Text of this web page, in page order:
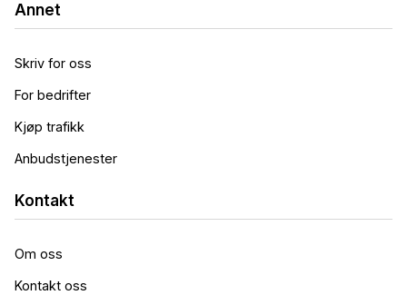
Annet
Skriv for oss
For bedrifter
Kjøp trafikk
Anbudstjenester
Kontakt
Om oss
Kontakt oss